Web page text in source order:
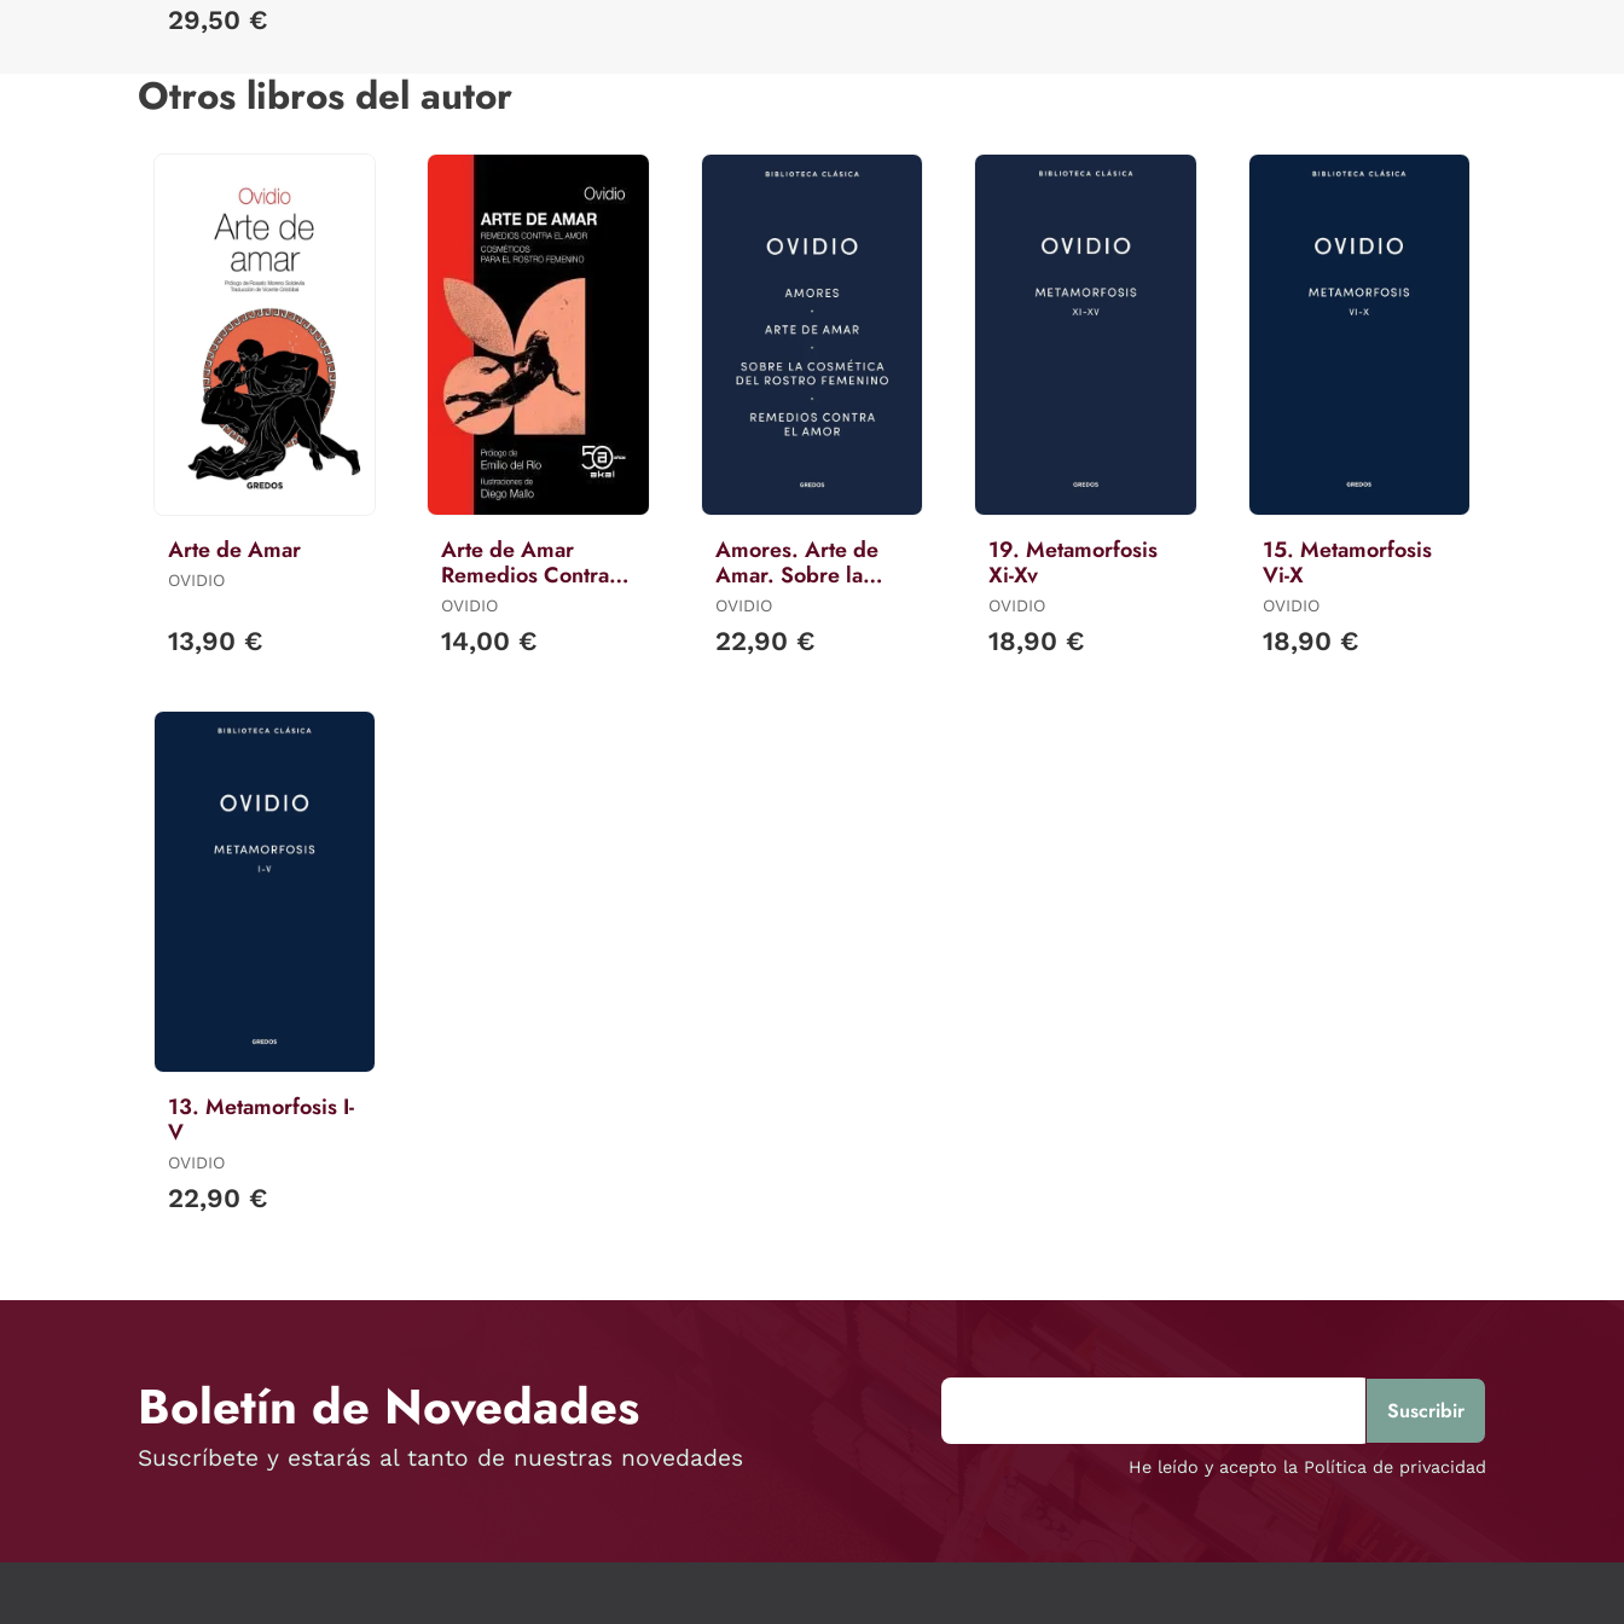
29,50 €
Otros libros del autor
Arte de Amar
OVIDIO
13,90 €
Arte de Amar
Remedios Contra el
Amor...
OVIDIO
14,00 €
Amores. Arte de
Amar. Sobre la
Cosmética del
Rostro Femeníno.
Remedios Contra el
OVIDIO
22,90 €
19. Metamorfosis
Xi-Xv
OVIDIO
18,90 €
15. Metamorfosis
Vi-X
OVIDIO
18,90 €
13. Metamorfosis I-
V
OVIDIO
22,90 €
Boletín de Novedades
Suscríbete y estarás al tanto de nuestras novedades He leído y acepto la Política de privacidad